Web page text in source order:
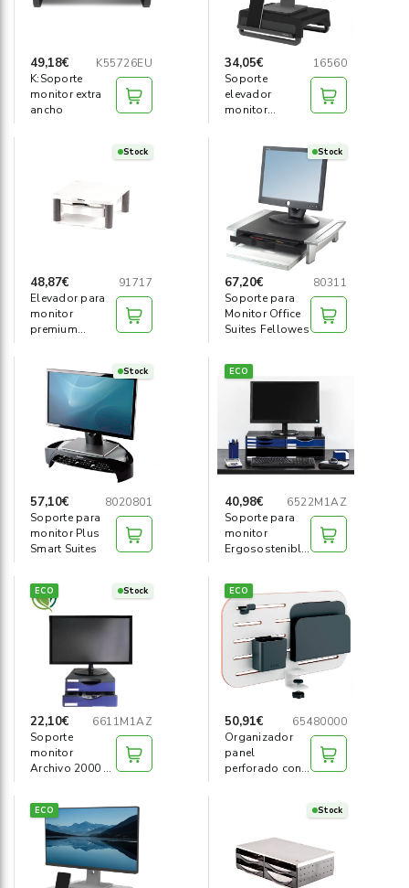
49,18€
K55726EU
K:Soporte
monitor extra
ancho
34,05€
16560
Soporte
elevador
monitor
Stock
48,87€
91717
Elevador para
monitor
premium
Stock
67,20€
80311
Soporte para
Monitor Office
Suites Fellowes
Stock
57,10€
8020801
Soporte para
monitor Plus
Smart Suites
ECO
40,98€
6522M1AZ
Soporte para
monitor
Ergosostenible
ECO Stock
22,10€
6611M1AZ
Soporte
monitor
Archivo 2000 2
ECO
50,91€
65480000
Organizador
panel
perforado con
ECO Stock